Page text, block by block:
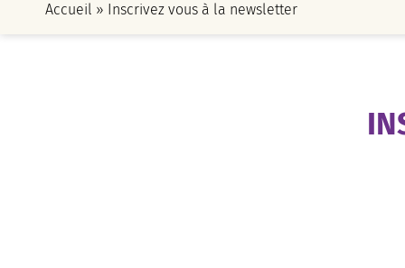
Accueil » Inscrivez vous à la newsletter